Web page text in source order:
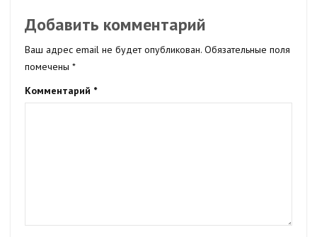
Добавить комментарий
Ваш адрес email не будет опубликован. Обязательные поля
помечены *
Комментарий *